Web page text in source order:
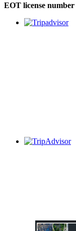
EOT license number